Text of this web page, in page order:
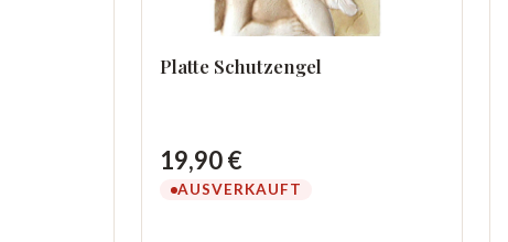
Platte Schutzengel
19,90 €
AUSVERKAUFT